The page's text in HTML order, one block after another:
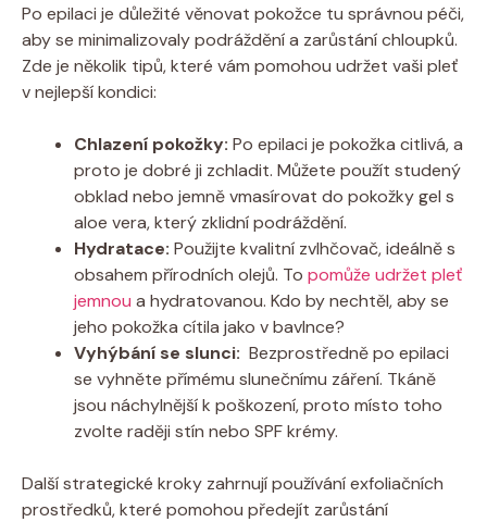
Po epilaci je důležité věnovat pokožce‍ tu správnou péči,
aby se minimalizovaly podráždění a zarůstání chloupků.
Zde je několik tipů, které vám pomohou udržet vaši‌ pleť
⁢v nejlepší kondici:
Chlazení pokožky: Po​ epilaci je pokožka citlivá, a
proto je dobré ji zchladit.‌ Můžete použít studený
obklad nebo⁣ jemně vmasírovat‌ do pokožky gel​ s
aloe ‌vera, který zklidní podráždění.
Hydratace: Použijte kvalitní zvlhčovač, ideálně s
⁤obsahem ⁤přírodních⁣ olejů. To pomůže udržet pleť
jemnou a hydratovanou. Kdo by nechtěl, aby⁤ se⁣
jeho pokožka ⁢cítila jako v ⁤bavlnce?
Vyhýbání se slunci: ​ Bezprostředně po epilaci
se vyhněte⁤ přímému ⁤slunečnímu záření. Tkáně‌
jsou náchylnější ⁤k ⁣poškození, proto⁢ místo toho
zvolte raději stín nebo SPF​ krémy.
Další strategické kroky⁢ zahrnují⁢ používání exfoliačních
⁣prostředků, které ‌pomohou‍ předejít⁤ zarůstání​